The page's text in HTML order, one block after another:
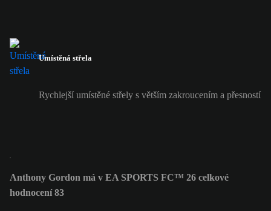
Umístěná střela
Rychlejší umístěné střely s větším zakroucením a přesností
Anthony Gordon má v EA SPORTS FC™ 26 celkové
hodnocení 83